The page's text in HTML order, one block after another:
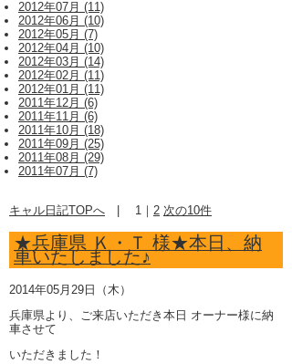
2012年07月 (11)
2012年06月 (10)
2012年05月 (7)
2012年04月 (10)
2012年03月 (14)
2012年02月 (11)
2012年01月 (11)
2011年12月 (6)
2011年11月 (6)
2011年10月 (18)
2011年09月 (25)
2011年08月 (29)
2011年07月 (7)
キャル日記TOPへ | 1 ｜ 2 次の10件
★兵庫県 Ｋ・Ｔ 様★本日、納
車いたしました♪
2014年05月29日（木）
兵庫県より、ご来店いただき本日 オーナー様に納
車させて
いただきました！